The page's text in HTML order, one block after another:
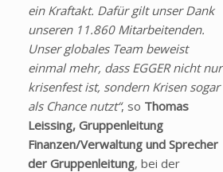
ein Kraftakt. Dafür gilt unser Dank
unseren 11.860 Mitarbeitenden.
Unser globales Team beweist
einmal mehr, dass EGGER nicht nur
krisenfest ist, sondern Krisen sogar
als Chance nutzt“, so Thomas
Leissing, Gruppenleitung
Finanzen/Verwaltung und Sprecher
der Gruppenleitung, bei der